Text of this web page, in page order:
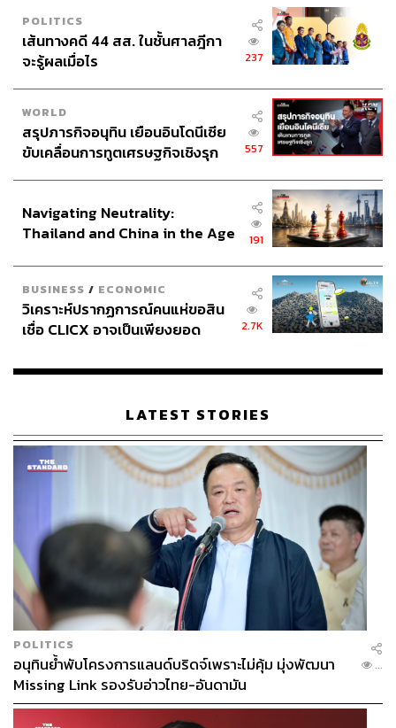
125
ABOUT THE AUTHOR
THE STANDARD TEAM
กองบรรณาธิการ THE STANDARD
POLITICS
เส้นทางคดี 44 สส. ในชั้นศาลฎีกา
จะรู้ผลเมื่อไร
237
WORLD
สรุปภารกิจอนุทิน เยือนอินโดนีเซีย
ขับเคลื่อนการทูตเศรษฐกิจเชิงรุก
557
Navigating Neutrality:
Thailand and China in the Age
191
BUSINESS / ECONOMIC
วิเคราะห์ปรากฏการณ์คนแห่ขอสิน
เชื่อ CLICX อาจเป็นเพียงยอด
เรือนไทยที่ถูกซุกไว้
2.7K
LATEST STORIES
POLITICS
อนุทินย้ำพับโครงการแลนด์บริดจ์เพราะไม่คุ้ม มุ่งพัฒนา
Missing Link รองรับอ่าวไทย-อันดามัน
...